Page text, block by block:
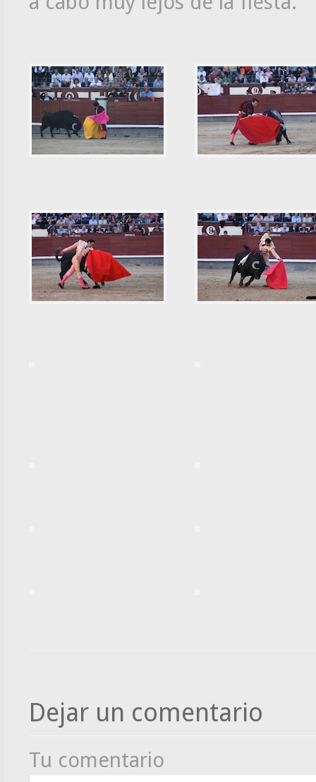
Dejar un comentario
Tu comentario